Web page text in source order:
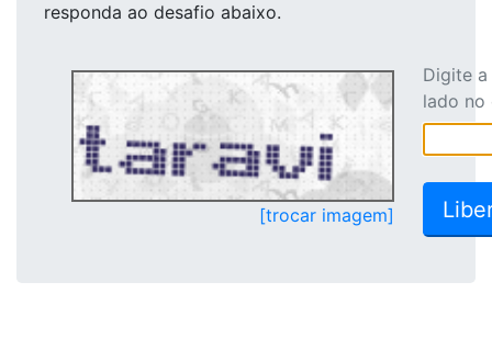
responda ao desafio abaixo.
[trocar imagem]
Digite
lado no